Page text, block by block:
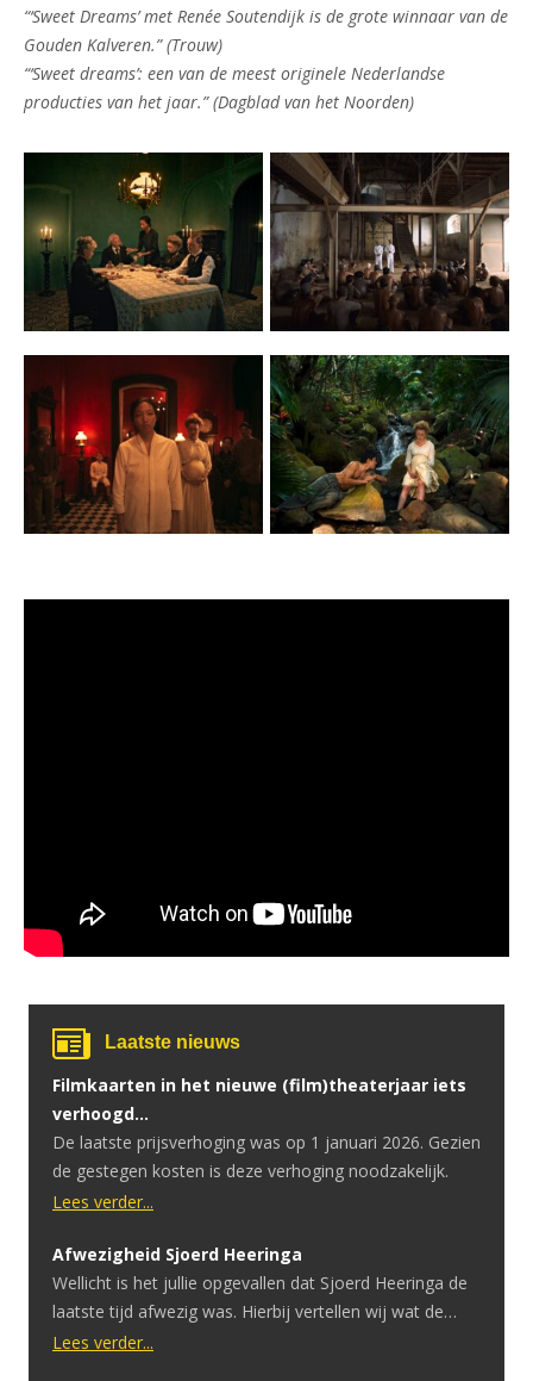
“‘Sweet Dreams’ met Renée Soutendijk is de grote winnaar van de
Gouden Kalveren.” (Trouw)
“‘Sweet dreams’: een van de meest originele Nederlandse
producties van het jaar.” (Dagblad van het Noorden)
Laatste nieuws
Filmkaarten in het nieuwe (film)theaterjaar iets
verhoogd…
De laatste prijsverhoging was op 1 januari 2026. Gezien
de gestegen kosten is deze verhoging noodzakelijk.
Lees verder...
Afwezigheid Sjoerd Heeringa
Wellicht is het jullie opgevallen dat Sjoerd Heeringa de
laatste tijd afwezig was. Hierbij vertellen wij wat de
reden hiervoor is. Sjoerd heeft onlangs te horen
Lees verder...